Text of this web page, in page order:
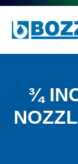
¾